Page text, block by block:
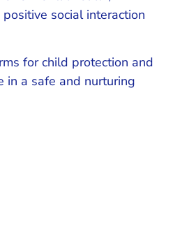
social interaction
for child protection and
in a safe and nurturing